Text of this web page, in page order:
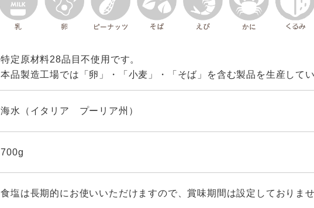
特定原材料28品目不使用です。
本品製造工場では「卵」・「小麦」・「そば」を含む製品を生産して
海水（イタリア プーリア州）
700g
食塩は長期的にお使いいただけますので、賞味期間は設定しておりま